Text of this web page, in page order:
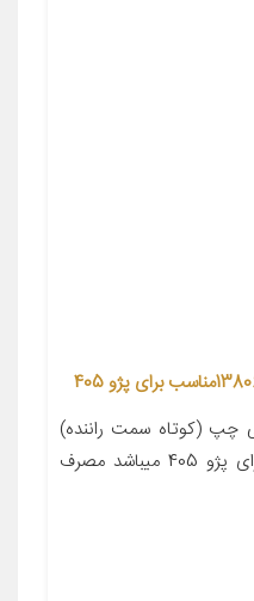
چپ (کوتاه سمت راننده)
ایساکو کد 13806003مناسب برای پژو 405 میباشد مصرف